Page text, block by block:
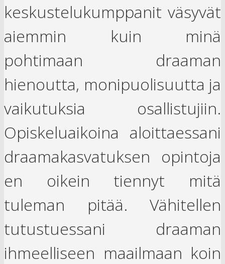
keskustelukumppanit väsyvät
aiemmin kuin minä
pohtimaan draaman
hienoutta, monipuolisuutta ja
vaikutuksia osallistujiin.
Opiskeluaikoina aloittaessani
draamakasvatuksen opintoja
en oikein tiennyt mitä
tuleman pitää. Vähitellen
tutustuessani draaman
ihmeelliseen maailmaan koin